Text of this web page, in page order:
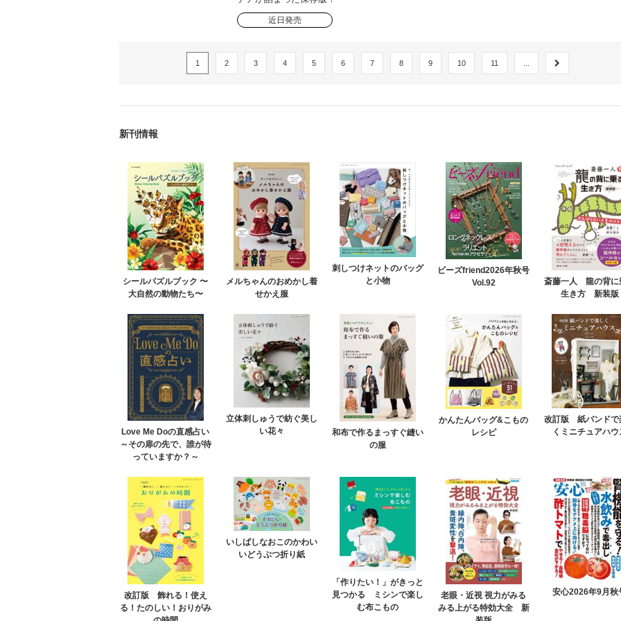
近日発売
1 2 3 4 5 6 7 8 9 10 11 ...
新刊情報
シールパズルブック 〜
大自然の動物たち〜
メルちゃんのおめかし着
せかえ服
刺しつけネットのバッグ
と小物
ビーズfriend2026年秋号
Vol.92
斎藤一人 龍の背に
生き方 新装版
Love Me Doの直感占い
～その扉の先で、誰が待
っていますか？～
立体刺しゅうで紡ぐ美し
い花々
和布で作るまっすぐ縫い
の服
かんたんバッグ&こもの
レシピ
改訂版 紙バンドで
くミニチュアハウ
改訂版 飾れる！使え
る！たのしい！おりがみ
いしばしなおこのかわい
いどうぶつ折り紙
「作りたい！」がきっと
見つかる ミシンで楽し
む布こもの
老眼・近視 視力がみる
みる上がる特効大全 新
安心2026年9月秋